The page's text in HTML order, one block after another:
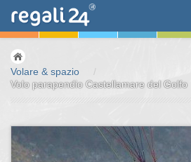
Volare & spazio
/
Volo parapendio Castellamare del Golfo